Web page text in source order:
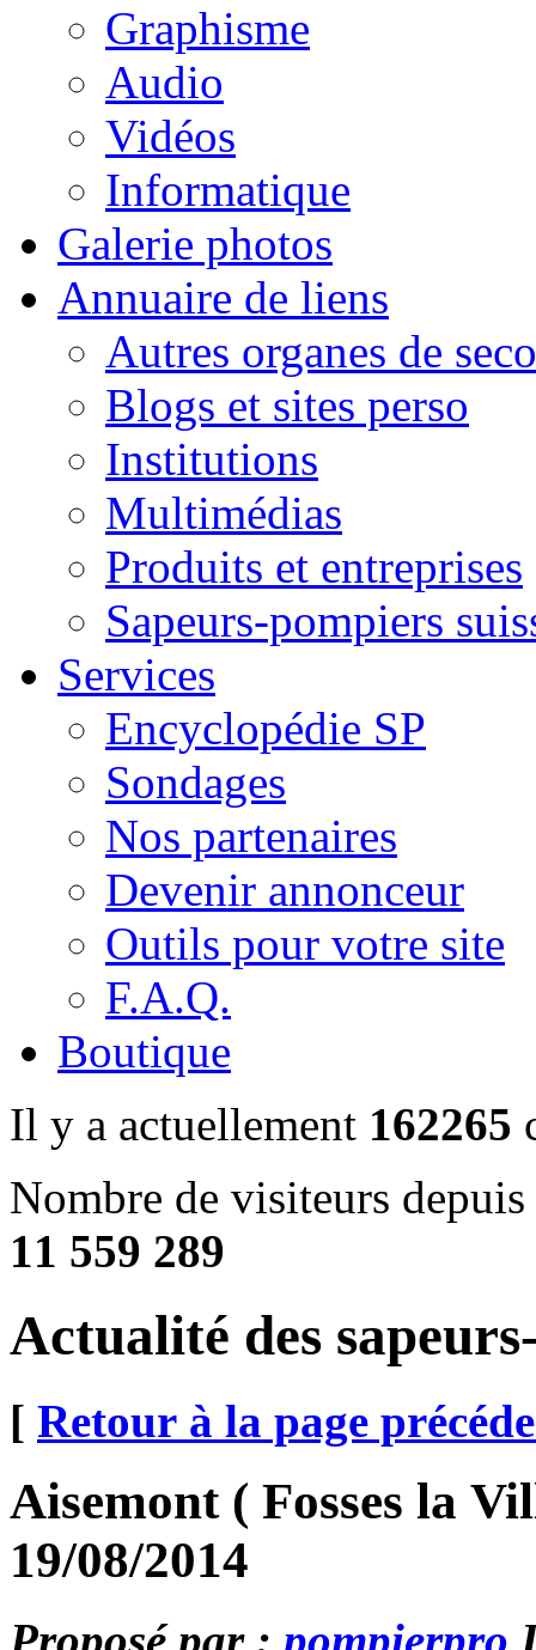
Graphisme
Audio
Vidéos
Informatique
Galerie photos
Annuaire de liens
Autres organes de
Blogs et sites perso
Institutions
Multimédias
Produits et entreprises
Sapeurs-pompiers
Services
Encyclopédie SP
Sondages
Nos partenaires
Devenir annonceur
Outils pour votre site
F.A.Q.
Boutique
Il y a actuellement 162265
Nombre de visiteurs
11 559 289
Actualité des
[ Retour à la page
Aisemont ( Fosses la
19/08/2014
Proposé par : pompierpro